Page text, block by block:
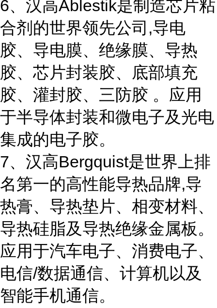
6、汉高Ablestik是制造芯片粘
合剂的世界领先公司,导电
胶、导电膜、绝缘膜、导热
胶、芯片封装胶、底部填充
胶、灌封胶、三防胶 。应用
于半导体封装和微电子及光电
集成的电子胶。
7、汉高Bergquist是世界上排
名第一的高性能导热品牌,导
热膏、导热垫片、相变材料、
导热硅脂及导热绝缘金属板。
应用于汽车电子、消费电子、
电信/数据通信、计算机以及
智能手机通信。